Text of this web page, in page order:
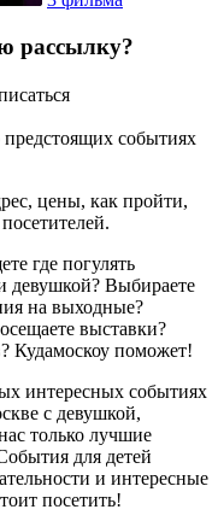
рассылку?
событиях
цены, как пройти,
где погулять
девушкой? Выбираете
на выходные?
выставки?
Кудамоскоу поможет!
интересных событиях
с девушкой,
только лучшие
для детей
и интересные
посетить!